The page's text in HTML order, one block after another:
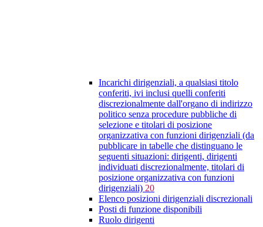
Incarichi dirigenziali, a qualsiasi titolo
conferiti, ivi inclusi quelli conferiti
discrezionalmente dall'organo di indirizzo
politico senza procedure pubbliche di
selezione e titolari di posizione
organizzativa con funzioni dirigenziali (da
pubblicare in tabelle che distinguano le
seguenti situazioni: dirigenti, dirigenti
individuati discrezionalmente, titolari di
posizione organizzativa con funzioni
dirigenziali) 20
Elenco posizioni dirigenziali discrezionali
Posti di funzione disponibili
Ruolo dirigenti